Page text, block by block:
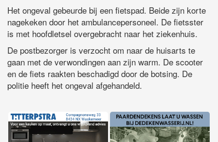
Het ongeval gebeurde bij een fietspad. Beide zijn korte
nagekeken door het ambulancepersoneel. De fietsster
is met hoofdletsel overgebracht naar het ziekenhuis.
De postbezorger is verzocht om naar de huisarts te
gaan met de verwondingen aan zijn warm. De scooter
en de fiets raakten beschadigd door de botsing. De
politie heeft het ongeval afgehandeld.